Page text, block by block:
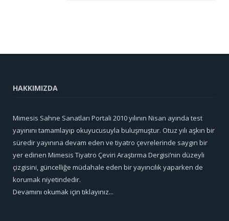
HAKKIMIZDA
Mimesis Sahne Sanatları Portali 2010 yılının Nisan ayında test
yayınını tamamlayıp okuyucusuyla buluşmuştur. Otuz yılı aşkın bir
süredir yayınına devam eden ve tiyatro çevrelerinde saygın bir
yer edinen Mimesis Tiyatro Çeviri Araştırma Dergisi’nin düzeyli
çizgisini, güncelliğe müdahale eden bir yayıncılık yaparken de
korumak niyetindedir.
Devamını okumak için tıklayınız...